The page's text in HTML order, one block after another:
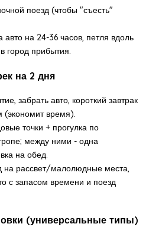
поезд (чтобы "съесть"
авто на 24-36 часов, петля вдоль
город прибытия.
на 2 дня
забрать авто, короткий завтрак
(экономит время).
точки + прогулка по
между ними - одна
на обед.
на рассвет/малолюдные места,
с запасом времени и поезд
(универсальные типы)